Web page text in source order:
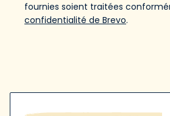
fournies soient traitées
confidentialité de Brevo.